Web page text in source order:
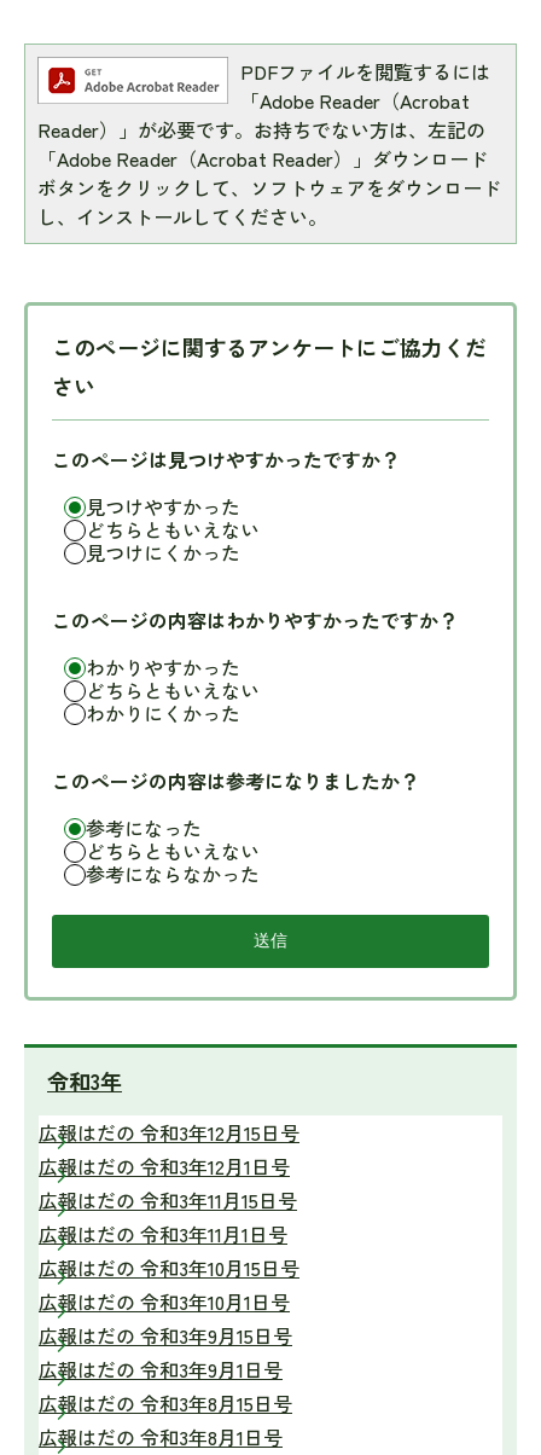
PDFファイルを閲覧するには
「Adobe Reader（Acrobat
Reader）」が必要です。お持ちでない方は、左記の
「Adobe Reader（Acrobat Reader）」ダウンロード
ボタンをクリックして、ソフトウェアをダウンロード
し、インストールしてください。
このページに関するアンケートにご協力くだ
さい
このページは見つけやすかったですか？
見つけやすかった
どちらともいえない
見つけにくかった
このページの内容はわかりやすかったですか？
わかりやすかった
どちらともいえない
わかりにくかった
このページの内容は参考になりましたか？
参考になった
どちらともいえない
参考にならなかった
令和3年
広報はだの 令和3年12月15日号
広報はだの 令和3年12月1日号
広報はだの 令和3年11月15日号
広報はだの 令和3年11月1日号
広報はだの 令和3年10月15日号
広報はだの 令和3年10月1日号
広報はだの 令和3年9月15日号
広報はだの 令和3年9月1日号
広報はだの 令和3年8月15日号
広報はだの 令和3年8月1日号